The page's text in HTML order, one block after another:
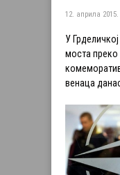
12. априла 2015.
У
моста
венаца